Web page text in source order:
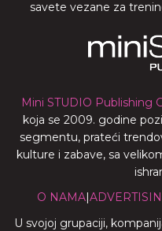
savete vezane za
Mini STUDIO Publishing
koja se 2009. godine
segmentu, prateći
kulture i zabave, sa
O NAMA|
U svojoj grupaciji,